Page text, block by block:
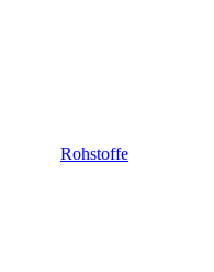
Rohstoffe